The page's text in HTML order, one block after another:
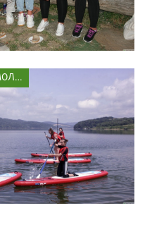
МІЖНАРОДНЕ МОЛОДІЖНЕ СПОРТИВНЕ ПАРТНЕРСТВО